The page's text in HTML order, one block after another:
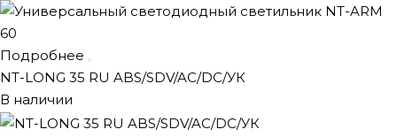
Подробнее
NT-LONG 35 RU ABS/SDV/AC/DC/УК
В наличии